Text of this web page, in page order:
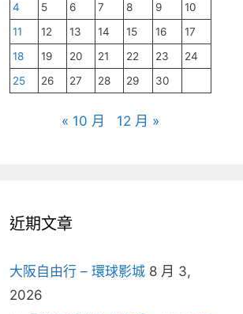
4
5 6 7 8 9
10
11
12 13 14 15 16
17
18
19 20 21 22 23
24
25
26 27 28 29 30
« 10 月 12 月 »
近期文章
大阪自由行 – 環球影城 8 月 3,
2026